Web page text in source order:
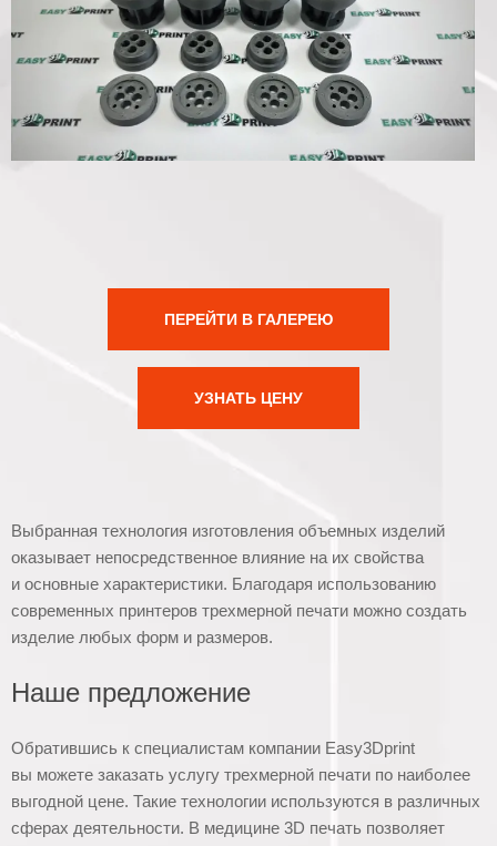
ПЕРЕЙТИ В ГАЛЕРЕЮ
УЗНАТЬ ЦЕНУ
Выбранная технология изготовления объемных изделий
оказывает непосредственное влияние на их свойства
и основные характеристики. Благодаря использованию
современных принтеров трехмерной печати можно создать
изделие любых форм и размеров.
Наше предложение
Обратившись к специалистам компании Easy3Dprint
вы можете заказать услугу трехмерной печати по наиболее
выгодной цене. Такие технологии используются в различных
сферах деятельности. В медицине 3D печать позволяет